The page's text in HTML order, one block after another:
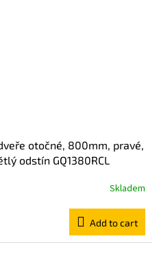
otočné, 800mm, pravé,
odstín GQ1380RCL
Skladem
Add to cart